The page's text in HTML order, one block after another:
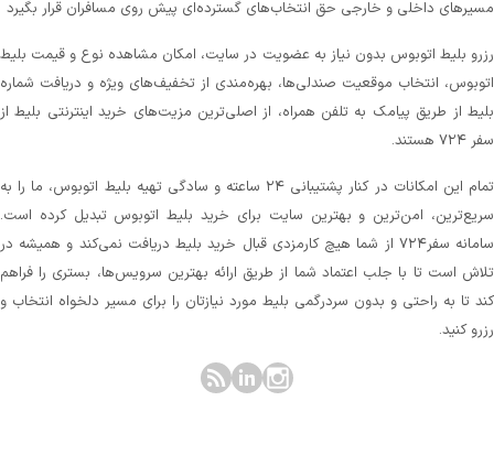
داخلی و خارجی حق انتخاب‌های گسترده‌ای پیش روی مسافران قرار بگیرد
بلیط اتوبوس بدون نیاز به عضویت در سایت، امکان مشاهده نوع و قیمت بلیط
انتخاب موقعیت صندلی‌ها، بهره‌مندی از تخفیف‌های ویژه و دریافت شماره‌
از طریق پیامک به تلفن همراه، از اصلی‌ترین مزیت‌های خرید اینترنتی بلیط از
هستند.
تمام این امکانات در کنار پشتیبانی‌ ۲۴ ساعته و سادگی تهیه بلیط اتوبوس، ما را به
امن‌ترین و بهترین سایت برای خرید بلیط اتوبوس تبدیل کرده است.
سامانه سفر۷۲۴ از شما هیچ کارمزدی قبال خرید بلیط دریافت نمی‌کند و همیشه در
است تا با جلب اعتماد شما از طریق ارائه بهترین سرویس‌ها، بستری را فراهم
تا به راحتی و بدون سردرگمی بلیط مورد نیازتان را برای مسیر دلخواه انتخاب و
کنید.